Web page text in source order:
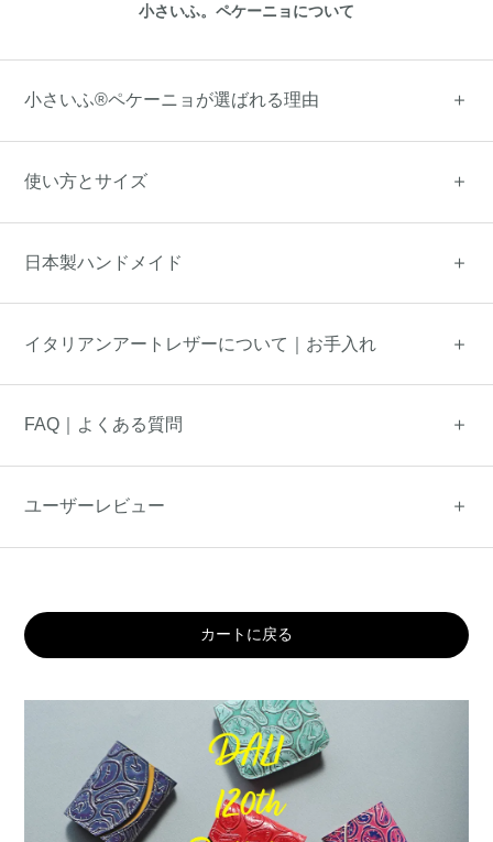
小さいふ。ペケーニョについて
小さいふ®ペケーニョが選ばれる理由
使い方とサイズ
日本製ハンドメイド
イタリアンアートレザーについて｜お手入れ
FAQ｜よくある質問
ユーザーレビュー
カートに戻る